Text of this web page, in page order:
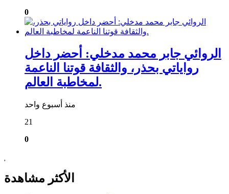
0
الروائي جابر محمد مدخلي: أحضر داخل
رواياتي بحذر، والثقافة قوتنا الناعمة
لمخاطبة العالم.
منذ أسبوع واحد
21
0
الأكثر مشاهدة